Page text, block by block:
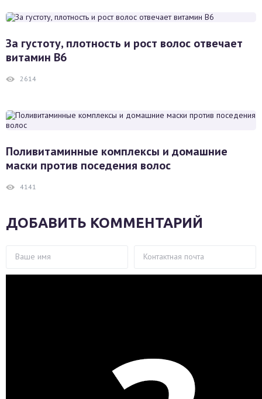
За густоту, плотность и рост волос отвечает
витамин B6
2614
Поливитаминные комплексы и домашние
маски против поседения волос
4141
ДОБАВИТЬ КОММЕНТАРИЙ